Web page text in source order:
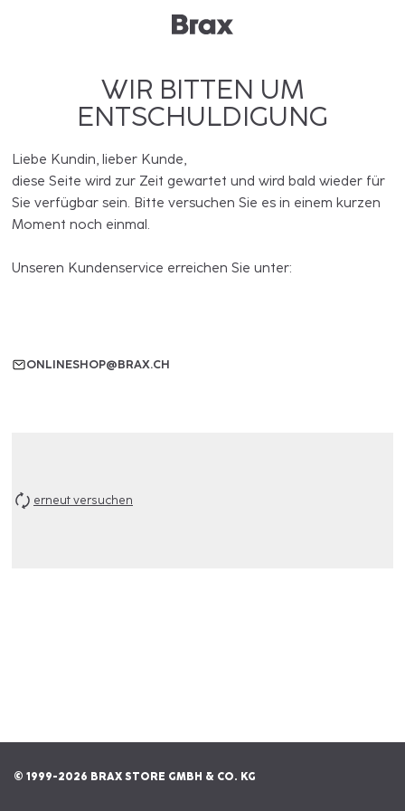
WIR BITTEN UM
ENTSCHULDIGUNG
Liebe Kundin, lieber Kunde,
diese Seite wird zur Zeit gewartet und wird bald wieder für
Sie verfügbar sein. Bitte versuchen Sie es in einem kurzen
Moment noch einmal.
Unseren Kundenservice erreichen Sie unter:
ONLINESHOP@BRAX.CH
erneut versuchen
© 1999-2026 BRAX STORE GMBH & CO. KG